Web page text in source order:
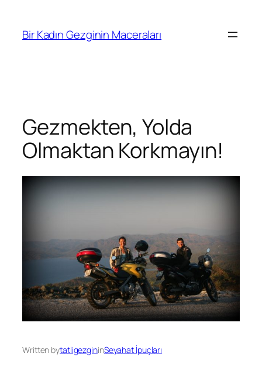
Bir Kadın Gezginin Maceraları
Gezmekten, Yolda
Olmaktan Korkmayın!
Written bytatligezgininSeyahat İpuçları